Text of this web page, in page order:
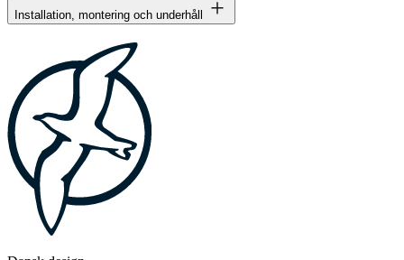
Installation, montering och underhåll